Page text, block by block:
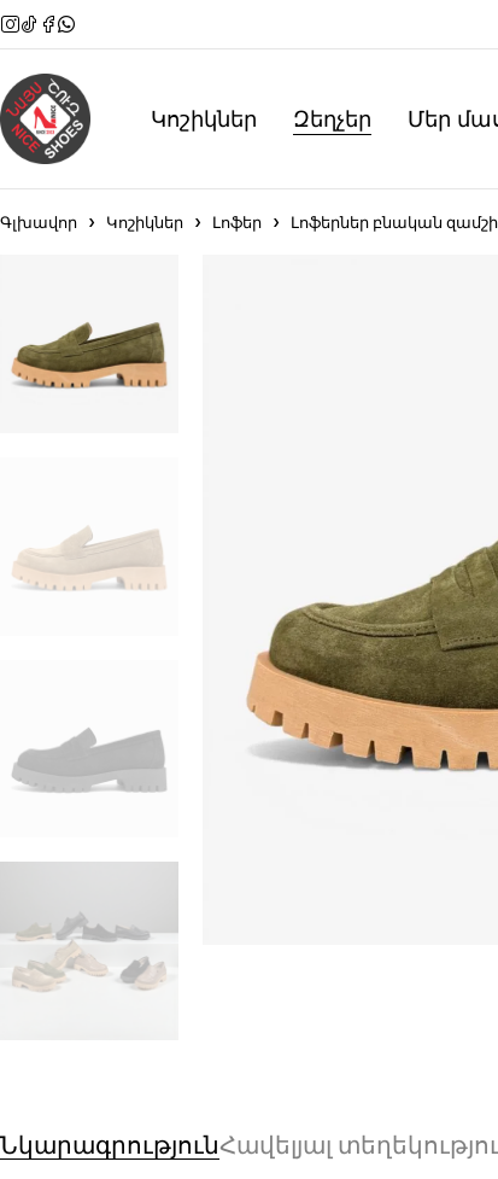
Կոշիկներ Զեղչեր Մեր
Գլխավոր Կոշիկներ Լոֆեր Լոֆերներ բնական
ՆկարագրությունՀավելյալ